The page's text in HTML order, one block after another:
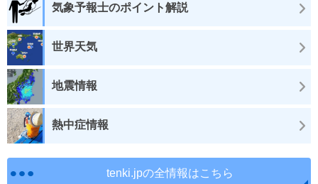
気象予報士のポイント解説
世界天気
地震情報
熱中症情報
tenki.jpの全情報はこちら